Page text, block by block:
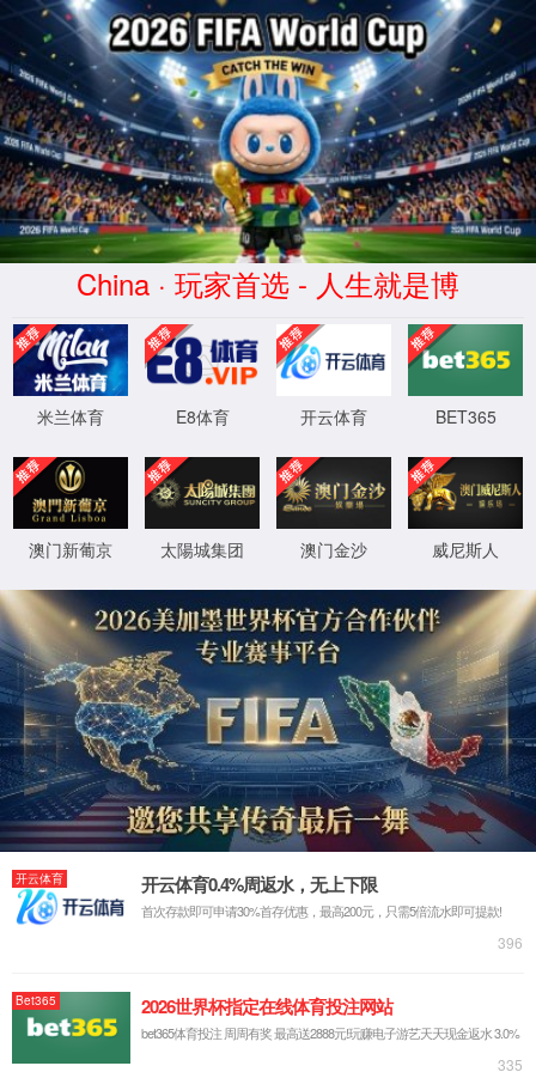
WTS-WAF拦截详情
出现该页面的原因:
1.你的请求是黑客攻击
2.你的请求合法但触发了安全规则,请提交问题反馈
XML 地图